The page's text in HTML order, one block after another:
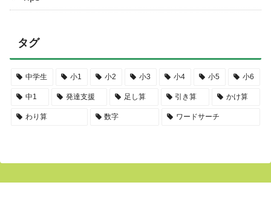
タグ
中学生 小1 小2 小3 小4 小5 小6
中1 発達支援 足し算 引き算 かけ算
わり算 数字 ワードサーチ